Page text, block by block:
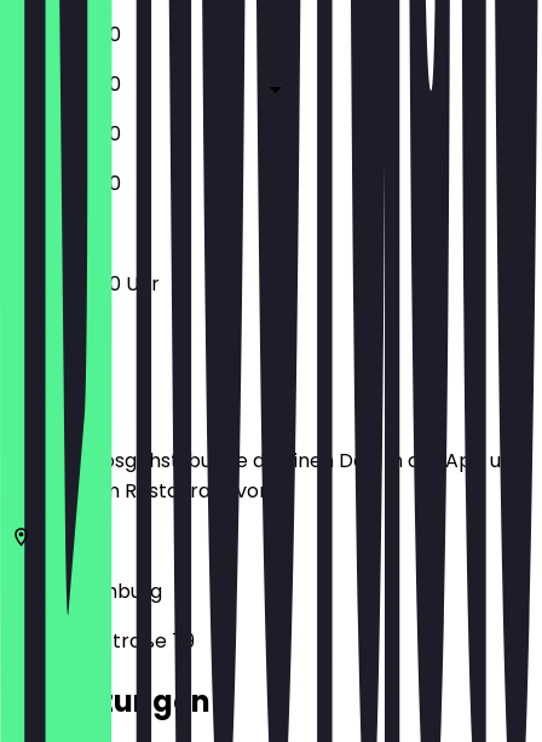
11:00 - 20:00
11:00 - 20:00
11:00 - 20:00
11:00 - 20:00
11:00 - 20:00 Uhr
Bevor du losgehst, buche dir einen Deal in der App und
zeige ihn im Restaurant vor.
20357
Hamburg
Schanzenstraße 79
Bewertungen